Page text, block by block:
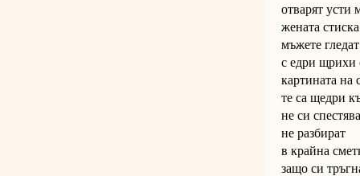
отварят усти
жената
мъжете
с едри
картината на
те са щедри
не си
не разбират
в крайна
защо си